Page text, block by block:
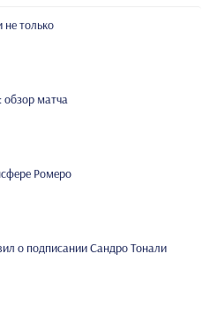
только
обзор матча
Ромеро
о подписании Сандро Тонали